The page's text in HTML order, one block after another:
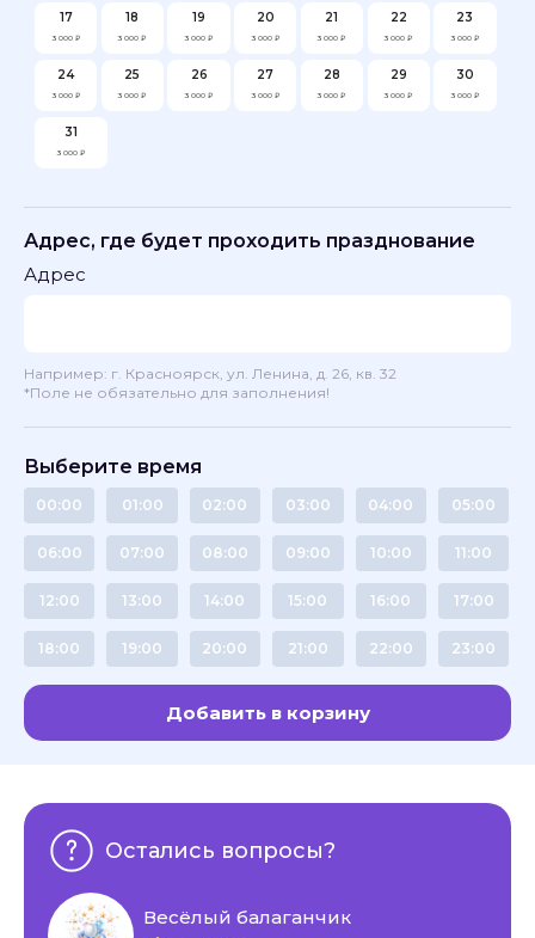
17
3 000 ₽
18
3 000 ₽
19
3 000 ₽
20
3 000 ₽
21
3 000 ₽
22
3 000 ₽
23
3 000 ₽
24
3 000 ₽
25
3 000 ₽
26
3 000 ₽
27
3 000 ₽
28
3 000 ₽
29
3 000 ₽
30
3 000 ₽
31
3 000 ₽
Адрес, где будет проходить празднование
Адрес
Например: г. Красноярск, ул. Ленина, д. 26, кв. 32
*Поле не обязательно для заполнения!
Выберите время
00:00 01:00 02:00 03:00 04:00 05:00
06:00 07:00 08:00 09:00 10:00 11:00
12:00 13:00 14:00 15:00 16:00 17:00
18:00 19:00 20:00 21:00 22:00 23:00
Добавить в корзину
Остались вопросы?
Весёлый балаганчик